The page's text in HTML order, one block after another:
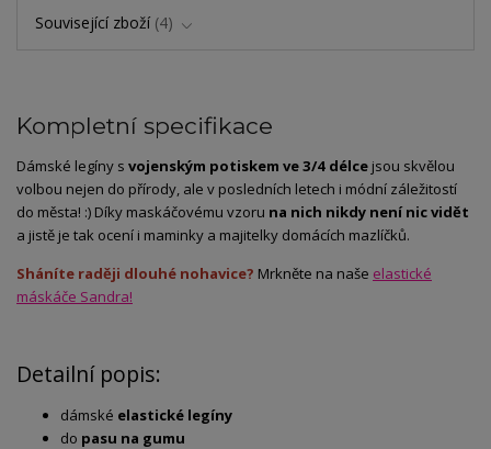
Související zboží 4
Kompletní specifikace
Dámské legíny s vojenským potiskem ve 3/4 délce jsou skvělou
volbou nejen do přírody, ale v posledních letech i módní záležitostí
do města! :) Díky maskáčovému vzoru na nich nikdy není nic vidět
a jistě je tak ocení i maminky a majitelky domácích mazlíčků.
Sháníte raději dlouhé nohavice? Mrkněte na naše elastické
máskáče Sandra!
Detailní popis:
dámské elastické legíny
do pasu na gumu